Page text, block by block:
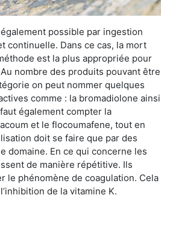
possible par ingestion
continuelle. Dans ce cas, la mort
est la plus appropriée pour
nombre des produits pouvant être
on peut nommer quelques
comme : la bromadiolone ainsi
également compter la
et le flocoumafene, tout en
doit se faire que par des
domaine. En ce qui concerne les
de manière répétitive. Ils
le phénomène de coagulation. Cela
de la vitamine K.